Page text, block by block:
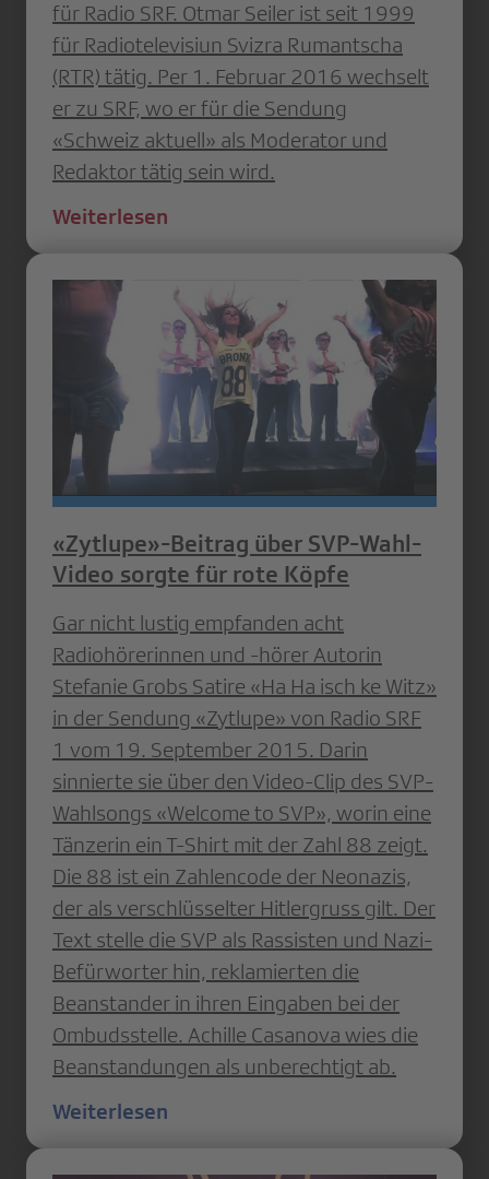
für Radio SRF. Otmar Seiler ist seit 1999
für Radiotelevisiun Svizra Rumantscha
(RTR) tätig. Per 1. Februar 2016 wechselt
er zu SRF, wo er für die Sendung
«Schweiz aktuell» als Moderator und
Redaktor tätig sein wird.
Weiterlesen
«Zytlupe»-Beitrag über SVP-Wahl-
Video sorgte für rote Köpfe
Gar nicht lustig empfanden acht
Radiohörerinnen und -hörer Autorin
Stefanie Grobs Satire «Ha Ha isch ke Witz»
in der Sendung «Zytlupe» von Radio SRF
1 vom 19. September 2015. Darin
sinnierte sie über den Video-Clip des SVP-
Wahlsongs «Welcome to SVP», worin eine
Tänzerin ein T-Shirt mit der Zahl 88 zeigt.
Die 88 ist ein Zahlencode der Neonazis,
der als verschlüsselter Hitlergruss gilt. Der
Text stelle die SVP als Rassisten und Nazi-
Befürworter hin, reklamierten die
Beanstander in ihren Eingaben bei der
Ombudsstelle. Achille Casanova wies die
Beanstandungen als unberechtigt ab.
Weiterlesen